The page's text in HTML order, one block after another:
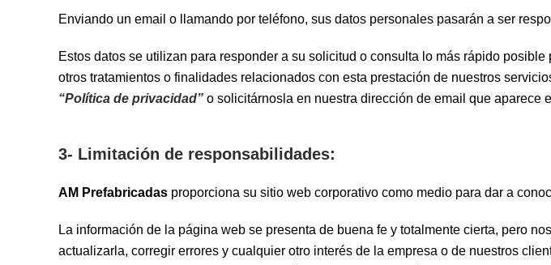
Enviando un email o llamando por teléfono, sus datos personales pasarán a ser
Estos datos se utilizan para responder a su solicitud o consulta lo más rápido
otros tratamientos o finalidades relacionados con esta prestación de nuestros
“Política de privacidad” o solicitárnosla en nuestra dirección de email que aparece
3- Limitación de responsabilidades:
AM Prefabricadas proporciona su sitio web corporativo como medio para dar a
La información de la página web se presenta de buena fe y totalmente cierta, pero
actualizarla, corregir errores y cualquier otro interés de la empresa o de nuestros